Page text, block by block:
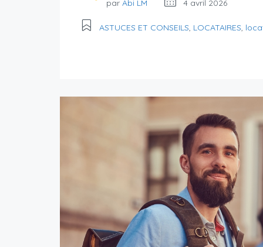
par Abi LM 4 avril 2026
ASTUCES ET CONSEILS, LOCATAIRES,